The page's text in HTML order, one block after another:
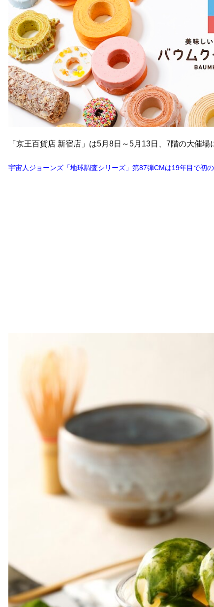
「京王百貨店 新宿店」は5月8日～5月13日、7階の大催
宇宙人ジョーンズ「地球調査シリーズ」第87弾CMは19年目で